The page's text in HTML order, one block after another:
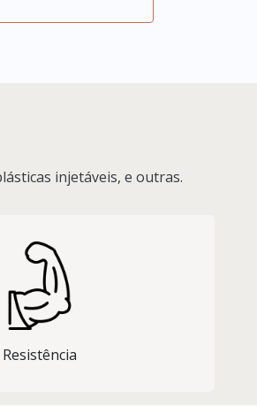
injetáveis, e outras.
Resistência